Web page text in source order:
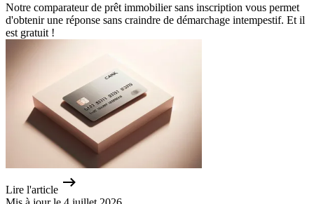
Notre comparateur de prêt immobilier sans inscription vous permet
d'obtenir une réponse sans craindre de démarchage intempestif. Et il
est gratuit !
Lire l'article